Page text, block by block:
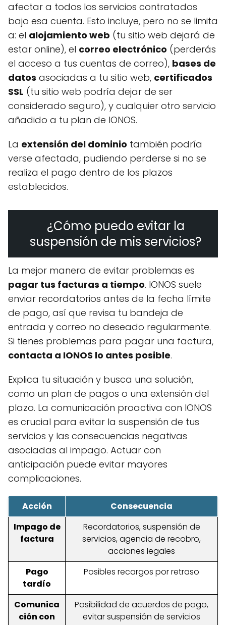
afectar a todos los servicios contratados
bajo esa cuenta. Esto incluye, pero no se limita
a: el alojamiento web (tu sitio web dejará de
estar online), el correo electrónico (perderás
el acceso a tus cuentas de correo), bases de
datos asociadas a tu sitio web, certificados
SSL (tu sitio web podría dejar de ser
considerado seguro), y cualquier otro servicio
añadido a tu plan de IONOS.
La extensión del dominio también podría
verse afectada, pudiendo perderse si no se
realiza el pago dentro de los plazos
establecidos.
¿Cómo puedo evitar la
suspensión de mis servicios?
La mejor manera de evitar problemas es
pagar tus facturas a tiempo. IONOS suele
enviar recordatorios antes de la fecha límite
de pago, así que revisa tu bandeja de
entrada y correo no deseado regularmente.
Si tienes problemas para pagar una factura,
contacta a IONOS lo antes posible.
Explica tu situación y busca una solución,
como un plan de pagos o una extensión del
plazo. La comunicación proactiva con IONOS
es crucial para evitar la suspensión de tus
servicios y las consecuencias negativas
asociadas al impago. Actuar con
anticipación puede evitar mayores
complicaciones.
Acción
Consecuencia
Impago de
factura
Recordatorios, suspensión de
servicios, agencia de recobro,
acciones legales
Pago
tardío
Posibles recargos por retraso
Comunica
ción con
Posibilidad de acuerdos de pago,
evitar suspensión de servicios